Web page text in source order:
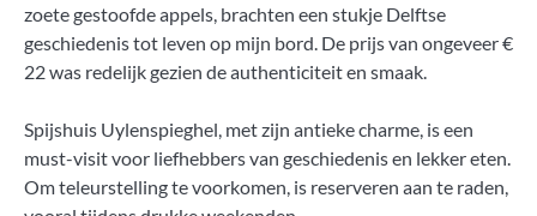
zoete gestoofde appels, brachten een stukje Delftse
geschiedenis tot leven op mijn bord. De prijs van ongeveer €
22 was redelijk gezien de authenticiteit en smaak.
Spijshuis Uylenspieghel, met zijn antieke charme, is een
must-visit voor liefhebbers van geschiedenis en lekker eten.
Om teleurstelling te voorkomen, is reserveren aan te raden,